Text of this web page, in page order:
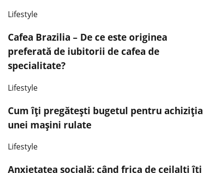
Lifestyle
Cafea Brazilia – De ce este originea
preferată de iubitorii de cafea de
specialitate?
Lifestyle
Cum îți pregătești bugetul pentru achiziția
unei mașini rulate
Lifestyle
Anxietatea socială: când frica de ceilalți îți